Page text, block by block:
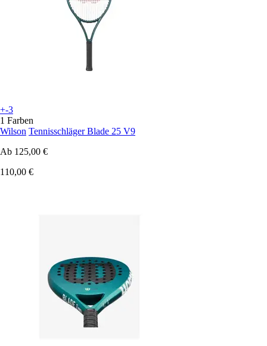
+-3
1 Farben
Wilson Tennisschläger Blade 25 V9
Ab 125,00 €
110,00 €